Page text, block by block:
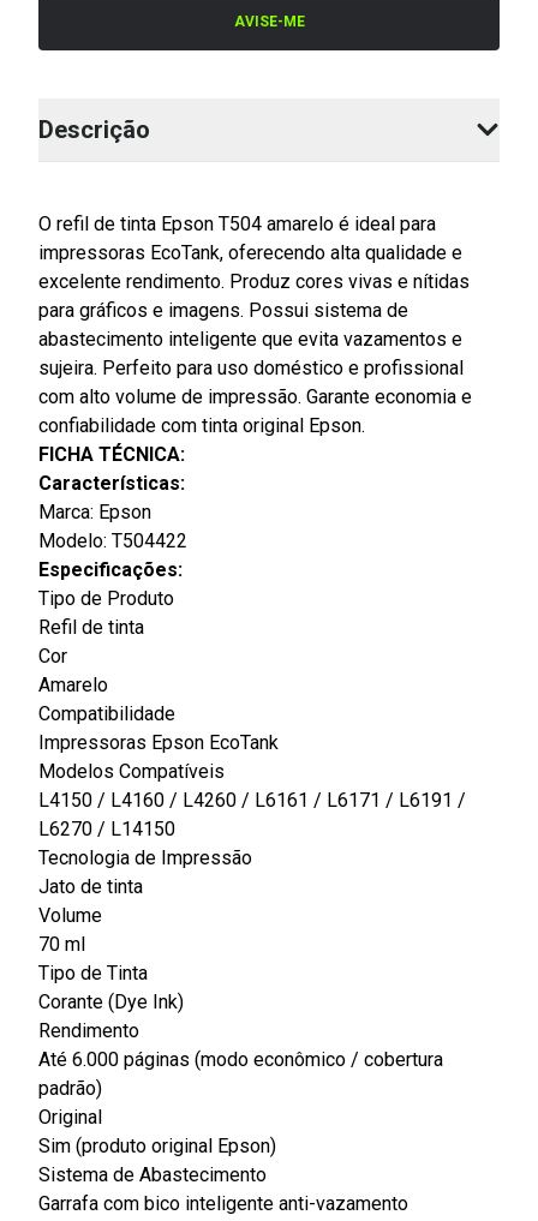
AVISE-ME
Descrição
O refil de tinta Epson T504 amarelo é ideal para
impressoras EcoTank, oferecendo alta qualidade e
excelente rendimento. Produz cores vivas e nítidas
para gráficos e imagens. Possui sistema de
abastecimento inteligente que evita vazamentos e
sujeira. Perfeito para uso doméstico e profissional
com alto volume de impressão. Garante economia e
confiabilidade com tinta original Epson.
FICHA TÉCNICA:
Características:
Marca: Epson
Modelo: T504422
Especificações:
Tipo de Produto
Refil de tinta
Cor
Amarelo
Compatibilidade
Impressoras Epson EcoTank
Modelos Compatíveis
L4150 / L4160 / L4260 / L6161 / L6171 / L6191 /
L6270 / L14150
Tecnologia de Impressão
Jato de tinta
Volume
70 ml
Tipo de Tinta
Corante (Dye Ink)
Rendimento
Até 6.000 páginas (modo econômico / cobertura
padrão)
Original
Sim (produto original Epson)
Sistema de Abastecimento
Garrafa com bico inteligente anti-vazamento